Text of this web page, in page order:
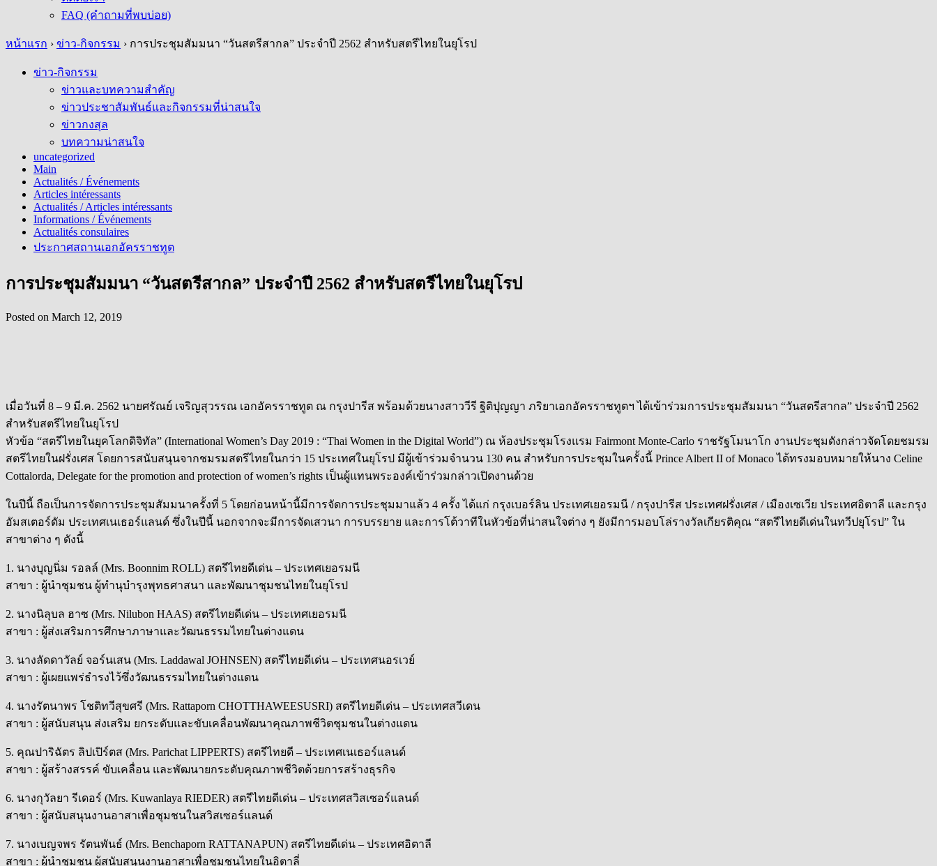
FAQ (คำถามที่พบบ่อย)
หน้าแรก › ข่าว-กิจกรรม › การประชุมสัมมนา “วันสตรีสากล” ประจำปี 2562 สำหรับสตรีไทยในยุโรป
ข่าว-กิจกรรม
ข่าวและบทความสำคัญ
ข่าวประชาสัมพันธ์และกิจกรรมที่น่าสนใจ
ข่าวกงสุล
บทความน่าสนใจ
uncategorized
Main
Actualités / Événements
Articles intéressants
Actualités / Articles intéressants
Informations / Événements
Actualités consulaires
ประกาศสถานเอกอัครราชทูต
การประชุมสัมมนา “วันสตรีสากล” ประจำปี 2562 สำหรับสตรีไทยในยุโรป
Posted on March 12, 2019
เมื่อวันที่ 8 – 9 มี.ค. 2562 นายศรัณย์ เจริญสุวรรณ เอกอัครราชทูต ณ กรุงปารีส พร้อมด้วยนางสาววีรี ฐิติปุญญา ภริยาเอกอัครราชทูตฯ ได้เข้าร่วมการประชุมสัมมนา “วันสตรีสากล” ประจำปี 2562
สำหรับสตรีไทยในยุโรป
หัวข้อ “สตรีไทยในยุคโลกดิจิทัล” (International Women’s Day 2019 : “Thai Women in the Digital World”) ณ ห้องประชุมโรงแรม Fairmont Monte-Carlo ราชรัฐโมนาโก งานประชุมดังกล่าวจัดโดยชมรม
สตรีไทยในฝรั่งเศส โดยการสนับสนุนจากชมรมสตรีไทยในกว่า 15 ประเทศในยุโรป มีผู้เข้าร่วมจำนวน 130 คน สำหรับการประชุมในครั้งนี้ Prince Albert II of Monaco ได้ทรงมอบหมายให้นาง Celine
Cottalorda, Delegate for the promotion and protection of women’s rights เป็นผู้แทนพระองค์เข้าร่วมกล่าวเปิดงานด้วย
ในปีนี้ ถือเป็นการจัดการประชุมสัมมนาครั้งที่ 5 โดยก่อนหน้านี้มีการจัดการประชุมมาแล้ว 4 ครั้ง ได้แก่ กรุงเบอร์ลิน ประเทศเยอรมนี / กรุงปารีส ประเทศฝรั่งเศส / เมืองเซเวีย ประเทศอิตาลี และกรุง
อัมสเตอร์ดัม ประเทศเนเธอร์แลนด์ ซึ่งในปีนี้ นอกจากจะมีการจัดเสวนา การบรรยาย และการโต้วาทีในหัวข้อที่น่าสนใจต่าง ๆ ยังมีการมอบโล่รางวัลเกียรติคุณ “สตรีไทยดีเด่นในทวีปยุโรป” ใน
สาขาต่าง ๆ ดังนี้
1. นางบุญนิ่ม รอลล์ (Mrs. Boonnim ROLL) สตรีไทยดีเด่น – ประเทศเยอรมนี
สาขา : ผู้นำชุมชน ผู้ทำนุบำรุงพุทธศาสนา และพัฒนาชุมชนไทยในยุโรป
2. นางนิลุบล ฮาซ (Mrs. Nilubon HAAS) สตรีไทยดีเด่น – ประเทศเยอรมนี
สาขา : ผู้ส่งเสริมการศึกษาภาษาและวัฒนธรรมไทยในต่างแดน
3. นางลัดดาวัลย์ จอร์นเสน (Mrs. Laddawal JOHNSEN) สตรีไทยดีเด่น – ประเทศนอรเวย์
สาขา : ผู้เผยแพร่ธำรงไว้ซึ่งวัฒนธรรมไทยในต่างแดน
4. นางรัตนาพร โชติทวีสุขศรี (Mrs. Rattaporn CHOTTHAWEESUSRI) สตรีไทยดีเด่น – ประเทศสวีเดน
สาขา : ผู้สนับสนุน ส่งเสริม ยกระดับและขับเคลื่อนพัฒนาคุณภาพชีวิตชุมชนในต่างแดน
5. คุณปาริฉัตร ลิปเปิร์ตส (Mrs. Parichat LIPPERTS) สตรีไทยดี – ประเทศเนเธอร์แลนด์
สาขา : ผู้สร้างสรรค์ ขับเคลื่อน และพัฒนายกระดับคุณภาพชีวิตด้วยการสร้างธุรกิจ
6. นางกุวัลยา รีเดอร์ (Mrs. Kuwanlaya RIEDER) สตรีไทยดีเด่น – ประเทศสวิสเซอร์แลนด์
สาขา : ผู้สนับสนุนงานอาสาเพื่อชุมชนในสวิสเซอร์แลนด์
7. นางเบญจพร รัตนพันธ์ (Mrs. Benchaporn RATTANAPUN) สตรีไทยดีเด่น – ประเทศอิตาลี
สาขา : ผู้นำชุมชน ผู้สนับสนุนงานอาสาเพื่อชุมชนไทยในอิตาลี่